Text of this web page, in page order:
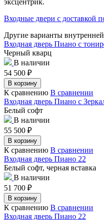
Входные двери с доставкой
Другие варианты
Входная дверь Пиано с
Черный кварц
В наличии
54 500 ₽
В корзину
К сравнению В сравнении
Входная дверь Пиано с
Белый софт
В наличии
55 500 ₽
В корзину
К сравнению В сравнении
Входная дверь Пиано 22
Белый софт, черная вставка
В наличии
51 700 ₽
В корзину
К сравнению В сравнении
Входная дверь Пиано 22